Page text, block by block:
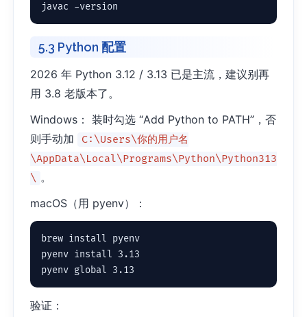
javac -version
5.3 Python 配置
2026 年 Python 3.12 / 3.13 已是主流，建议别再
用 3.8 老版本了。
Windows： 装时勾选 “Add Python to PATH”，否
则手动加
C:\Users\你的用户名
\AppData\Local\Programs\Python\Python313
\ 。
macOS（用 pyenv）：
brew install pyenv
pyenv install 3.13
pyenv global 3.13
验证：